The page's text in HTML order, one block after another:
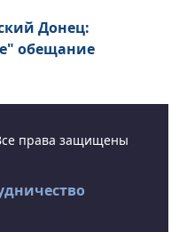
Донец:
обещание
права защищены